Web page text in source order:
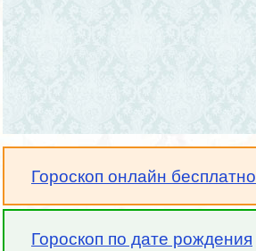
Гороскоп онлайн бесплатно
Гороскоп по дате рождения